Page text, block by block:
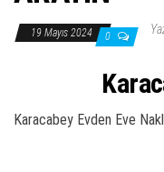
19 Mayıs 2024 0
Karacabey Evden Eve